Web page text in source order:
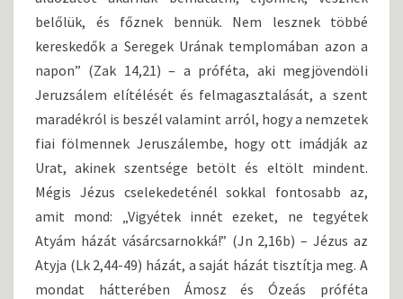
belőlük, és főznek bennük. Nem lesznek többé
kereskedők a Seregek Urának templomában azon a
napon” (Zak 14,21) – a próféta, aki megjövendöli
Jeruzsálem elítélését és felmagasztalását, a szent
maradékról is beszél valamint arról, hogy a nemzetek
fiai fölmennek Jeruszálembe, hogy ott imádják az
Urat, akinek szentsége betölt és eltölt mindent.
Mégis Jézus cselekedeténél sokkal fontosabb az,
amit mond: „Vigyétek innét ezeket, ne tegyétek
Atyám házát vásárcsarnokká!” (Jn 2,16b) – Jézus az
Atyja (Lk 2,44-49) házát, a saját házát tisztítja meg. A
mondat hátterében Ámosz és Ózeás próféta